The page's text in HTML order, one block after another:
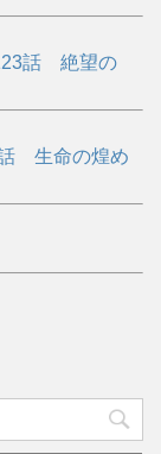
話 絶望の
生命の煌め